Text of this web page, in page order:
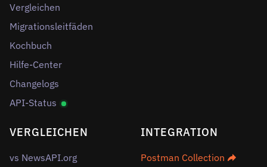
Vergleichen
Migrationsleitfäden
Kochbuch
Hilfe-Center
Changelogs
API-Status
VERGLEICHEN
vs NewsAPI.org
INTEGRATION
Postman Collection